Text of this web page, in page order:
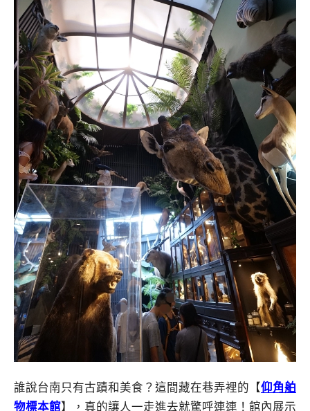
誰說台南只有古蹟和美食？這間藏在巷弄裡的【仰角舶
物標本館】，真的讓人一走進去就驚呼連連！館內展示